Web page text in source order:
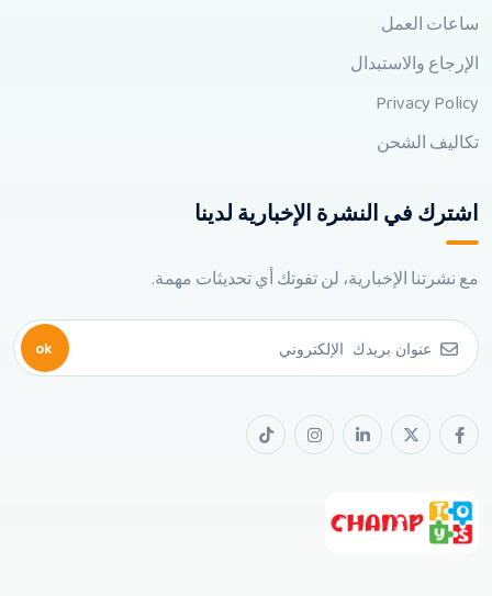
ساعات العمل
الإرجاع والاستبدال
Privacy Policy
تكاليف الشحن
اشترك في النشرة الإخبارية لدينا
مع نشرتنا الإخبارية، لن تفوتك أي تحديثات مهمة.
ok